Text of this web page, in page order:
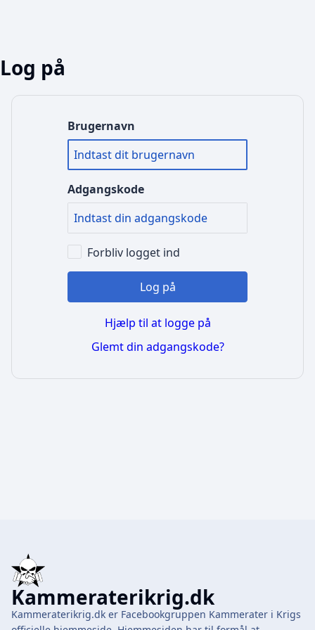
Log på
Brugernavn
Adgangskode
Forbliv logget ind
Log på
Hjælp til at logge på
Glemt din adgangskode?
Kammeraterikrig.dk
Kammeraterikrig.dk er Facebookgruppen Kammerater i Krigs